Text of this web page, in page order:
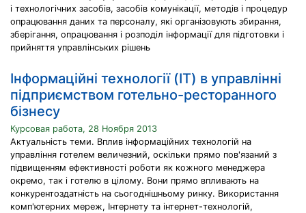
і технологічних засобів, засобів комунікації, методів і процедур
опрацювання даних та персоналу, які організовують збирання,
зберігання, опрацювання і розподіл інформації для підготовки і
прийняття управлінських рішень
Інформаційні технології (IT) в управлінні
підприємством готельно-ресторанного
бізнесу
Курсовая работа, 28 Ноября 2013
Актуальність теми. Вплив інформаційних технологій на
управління готелем величезний, оскільки прямо пов'язаний з
підвищенням ефективності роботи як кожного менеджера
окремо, так і готелю в цілому. Вони прямо впливають на
конкурентоздатність на сьогоднішньому ринку. Використання
комп'ютерних мереж, Інтернету та інтернет-технологій,